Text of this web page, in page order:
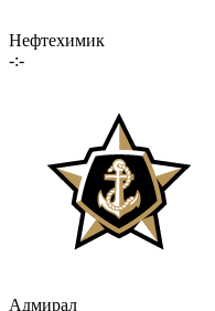
Нефтехимик
-:-
Адмирал